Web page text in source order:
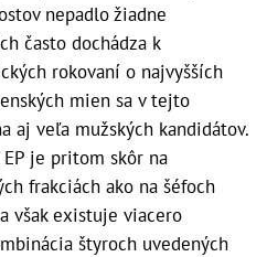
nepadlo žiadne
často dochádza k
rokovaní o najvyšších
mien sa v tejto
aj veľa mužských kandidátov.
je pritom skôr na
frakciách ako na šéfoch
však existuje viacero
štyroch uvedených